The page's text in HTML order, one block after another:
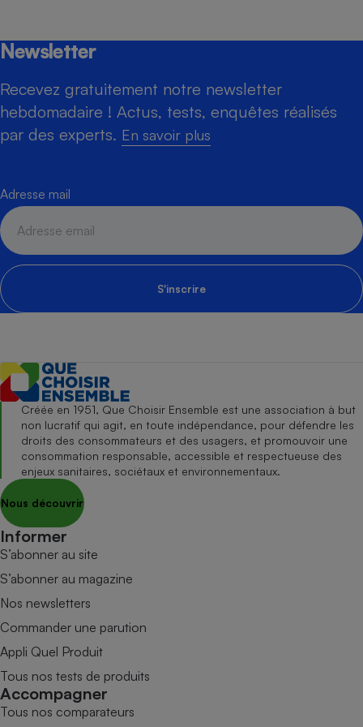
Newsletter
Recevez gratuitement notre newsletter
hebdomadaire ! Actus, tests, enquêtes réalisés
par des experts. En savoir plus
Adresse mail
S'inscrire
Créée en 1951, Que Choisir Ensemble est une association à but
non lucratif qui agit, en toute indépendance, pour défendre les
droits des consommateurs et des usagers, et promouvoir une
consommation responsable, accessible et respectueuse des
enjeux sanitaires, sociétaux et environnementaux.
Nous découvrir
Informer
S’abonner au site
S’abonner au magazine
Nos newsletters
Commander une parution
Appli Quel Produit
Tous nos tests de produits
Accompagner
Tous nos comparateurs